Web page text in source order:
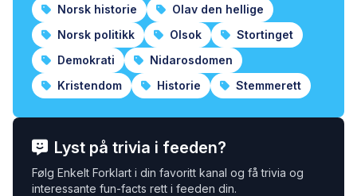
Norsk historie
Olav den hellige
Norsk politikk
Olsok
Stortinget
Demokrati
Nidarosdomen
Kristendom
Historie Stemmerett
Lyst på trivia i feeden?
Følg Enkelt Forklart i din favoritt kanal og få trivia og
interessante fun-facts rett i feeden din.